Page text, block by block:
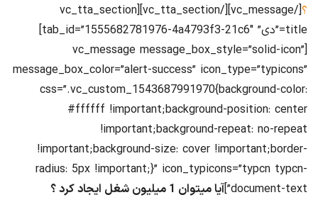
؟
[/vc_message][/vc_tta_section][vc_tta_section
title=”دی” tab_id=”1555682781976-4a4793f3-21c6″]
[vc_message message_box_style=”solid-icon”
message_box_color=”alert-success” icon_type=”typicons”
css=”.vc_custom_1543687991970{background-color:
#ffffff !important;background-position: center
!important;background-repeat: no-repeat
!important;background-size: cover !important;border-
radius: 5px !important;}” icon_typicons=”typcn typcn-
document-text”] آیا میتوان 1 میلیون شغل ایجاد کرد ؟